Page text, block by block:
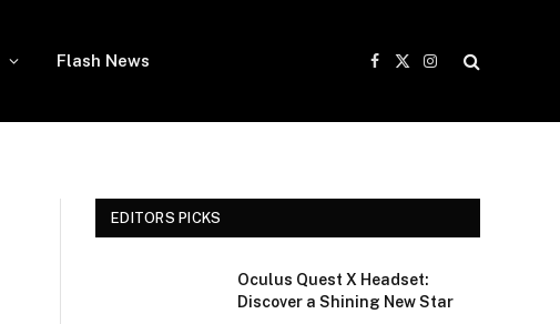
Flash News
Facebook
X
Instagram
EDITORS PICKS
Oculus Quest X Headset:
Discover a Shining New Star